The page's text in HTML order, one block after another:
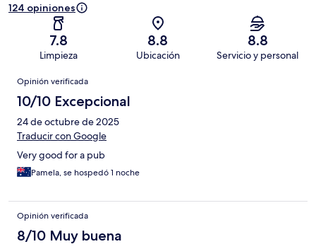
124 opiniones
7.8
Limpieza
8.8
Ubicación
8.8
Servicio y personal
Opiniones
Opinión verificada
10/10 Excepcional
24 de octubre de 2025
Traducir con Google
Very good for a pub
Pamela, se hospedó 1 noche
Opinión verificada
8/10 Muy buena